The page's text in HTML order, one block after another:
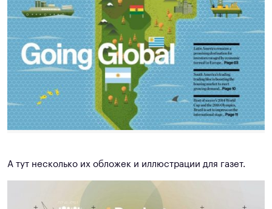
А тут несколько их обложек и иллюстрации для газет.